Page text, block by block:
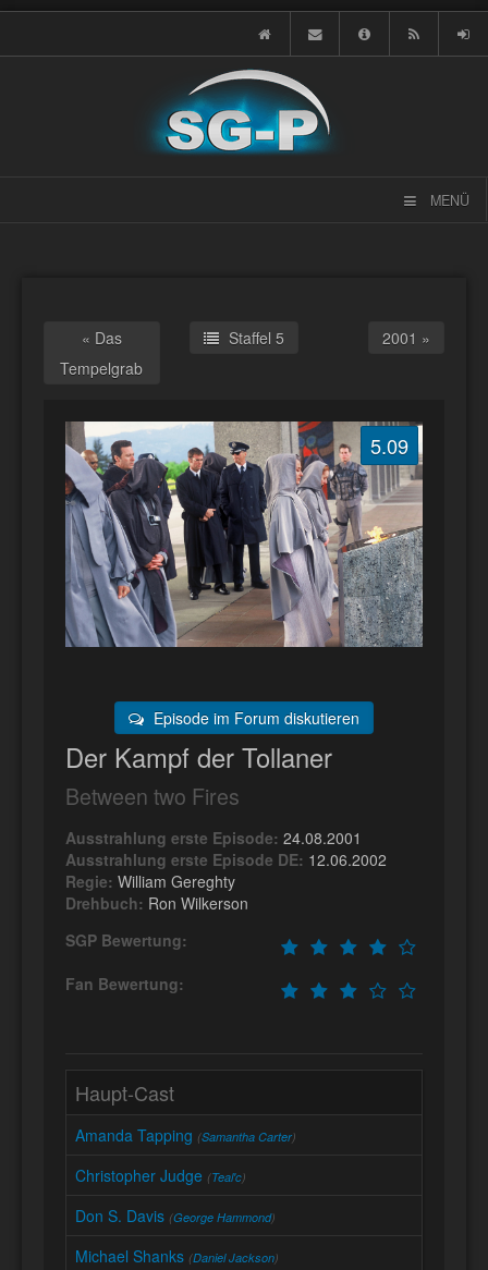
MENÜ
« Das
Tempelgrab
Staffel 5 2001 »
5.09
Episode im Forum diskutieren
Der Kampf der Tollaner
Between two Fires
Ausstrahlung erste Episode: 24.08.2001
Ausstrahlung erste Episode DE: 12.06.2002
Regie: William Gereghty
Drehbuch: Ron Wilkerson
SGP Bewertung:
Fan Bewertung:
Haupt-Cast
Amanda Tapping (Samantha Carter)
Christopher Judge (Teal'c)
Don S. Davis (George Hammond)
Michael Shanks (Daniel Jackson)